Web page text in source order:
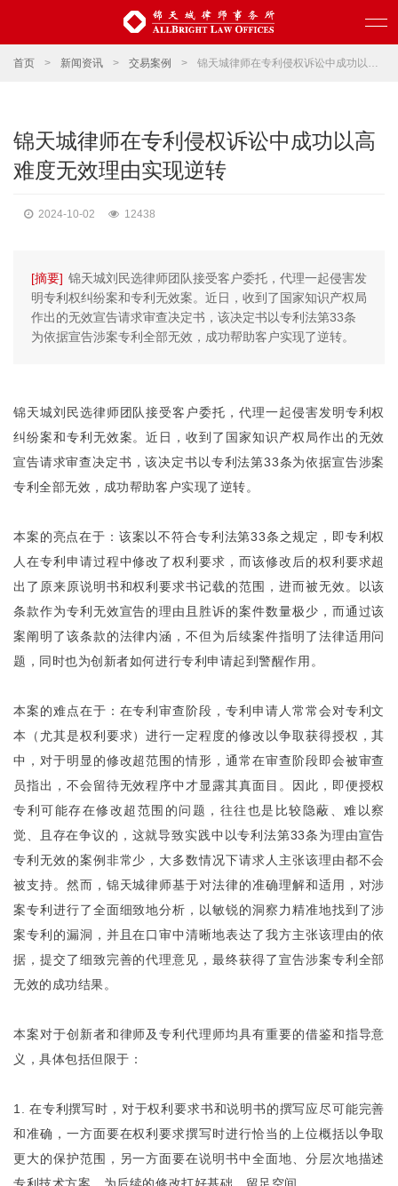
首页 > 新闻资讯 > 交易案例 > 锦天城律师在专利侵权诉讼中成功以高难度无效理由实现逆转
锦天城律师在专利侵权诉讼中成功以高
难度无效理由实现逆转
2024-10-02 12438
[摘要] 锦天城刘民选律师团队接受客户委托，代理一起侵害发
明专利权纠纷案和专利无效案。近日，收到了国家知识产权局
作出的无效宣告请求审查决定书，该决定书以专利法第33条
为依据宣告涉案专利全部无效，成功帮助客户实现了逆转。
锦天城刘民选律师团队接受客户委托，代理一起侵害发明专利权
纠纷案和专利无效案。近日，收到了国家知识产权局作出的无效
宣告请求审查决定书，该决定书以专利法第33条为依据宣告涉案
专利全部无效，成功帮助客户实现了逆转。
本案的亮点在于：该案以不符合专利法第33条之规定，即专利权
人在专利申请过程中修改了权利要求，而该修改后的权利要求超
出了原来原说明书和权利要求书记载的范围，进而被无效。以该
条款作为专利无效宣告的理由且胜诉的案件数量极少，而通过该
案阐明了该条款的法律内涵，不但为后续案件指明了法律适用问
题，同时也为创新者如何进行专利申请起到警醒作用。
本案的难点在于：在专利审查阶段，专利申请人常常会对专利文
本（尤其是权利要求）进行一定程度的修改以争取获得授权，其
中，对于明显的修改超范围的情形，通常在审查阶段即会被审查
员指出，不会留待无效程序中才显露其真面目。因此，即便授权
专利可能存在修改超范围的问题，往往也是比较隐蔽、难以察
觉、且存在争议的，这就导致实践中以专利法第33条为理由宣告
专利无效的案例非常少，大多数情况下请求人主张该理由都不会
被支持。然而，锦天城律师基于对法律的准确理解和适用，对涉
案专利进行了全面细致地分析，以敏锐的洞察力精准地找到了涉
案专利的漏洞，并且在口审中清晰地表达了我方主张该理由的依
据，提交了细致完善的代理意见，最终获得了宣告涉案专利全部
无效的成功结果。
本案对于创新者和律师及专利代理师均具有重要的借鉴和指导意
义，具体包括但限于：
1. 在专利撰写时，对于权利要求书和说明书的撰写应尽可能完善
和准确，一方面要在权利要求撰写时进行恰当的上位概括以争取
更大的保护范围，另一方面要在说明书中全面地、分层次地描述